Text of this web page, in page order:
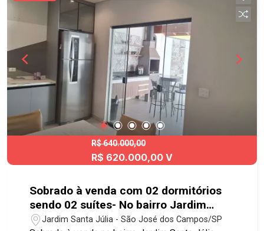
R$ 640.000,00
R$ 620.000,00 V
Sobrado à venda com 02 dormitórios
sendo 02 suítes- No bairro Jardim
Santa Júlia
Jardim Santa Júlia - São José dos Campos/SP